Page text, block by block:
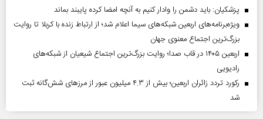
پزشکیان: باید دشمن را وادار کنیم به آنچه امضا کرده پایبند بماند
ویژه‌برنامه‌های اربعین شبکه‌های سیما اعلام شد؛ از ارتباط زنده با کربلا تا روایت
بزرگ‌ترین اجتماع معنوی جهان
اربعین ۱۴۰۵ در قاب صدا؛ روایت بزرگ‌ترین اجتماع شیعیان از شبکه‌های
رادیویی
رکورد تردد زائران اربعین؛ بیش از ۴.۳ میلیون عبور از مرزهای شش‌گانه ثبت
شد